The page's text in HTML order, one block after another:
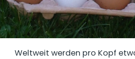
Weltweit werden pro Kopf